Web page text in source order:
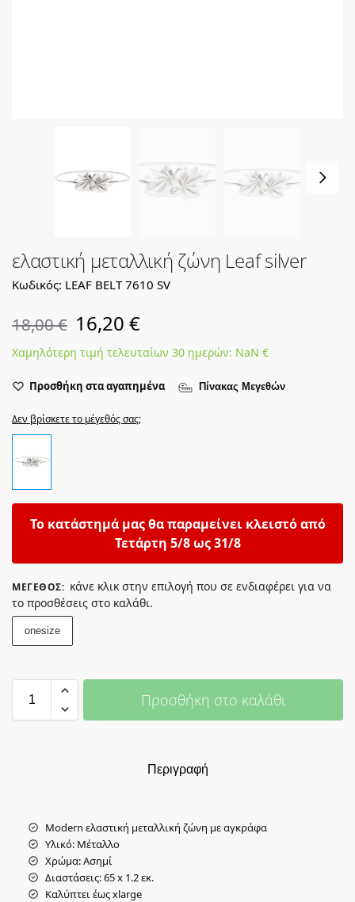
ελαστική μεταλλική ζώνη Leaf silver
Κωδικός: LEAF BELT 7610 SV
18,00€ 16,20 €
Χαμηλότερη τιμή τελευταίων 30 ημερών: NaN €
Προσθήκη στα αγαπημένα Πίνακας Μεγεθών
Δεν βρίσκετε το μέγεθός σας;
Το κατάστημά μας θα παραμείνει κλειστό από
Τετάρτη 5/8 ως 31/8
ΜΈΓΕΘΟΣ: κάνε κλικ στην επιλογή που σε ενδιαφέρει για να
το προσθέσεις στο καλάθι.
onesize
Προσθήκη στο καλάθι
Περιγραφή
Modern ελαστική μεταλλική ζώνη με αγκράφα
Υλικό: Μέταλλο
Χρώμα: Ασημί
Διαστάσεις: 65 x 1.2 εκ.
Καλύπτει έως xlarge